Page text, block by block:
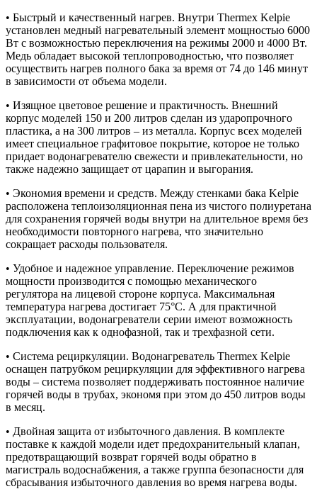
• Быстрый и качественный нагрев. Внутри Thermex Kelpie
установлен медный нагревательный элемент мощностью 6000
Вт с возможностью переключения на режимы 2000 и 4000 Вт.
Медь обладает высокой теплопроводностью, что позволяет
осуществить нагрев полного бака за время от 74 до 146 минут
в зависимости от объема модели.
• Изящное цветовое решение и практичность. Внешний
корпус моделей 150 и 200 литров сделан из ударопрочного
пластика, а на 300 литров – из металла. Корпус всех моделей
имеет специальное графитовое покрытие, которое не только
придает водонагревателю свежести и привлекательности, но
также надежно защищает от царапин и выгорания.
• Экономия времени и средств. Между стенками бака Kelpie
расположена теплоизоляционная пена из чистого полиуретана
для сохранения горячей воды внутри на длительное время без
необходимости повторного нагрева, что значительно
сокращает расходы пользователя.
• Удобное и надежное управление. Переключение режимов
мощности производится с помощью механического
регулятора на лицевой стороне корпуса. Максимальная
температура нагрева достигает 75°С. А для практичной
эксплуатации, водонагреватели серии имеют возможность
подключения как к однофазной, так и трехфазной сети.
• Система рециркуляции. Водонагреватель Thermex Kelpie
оснащен патрубком рециркуляции для эффективного нагрева
воды – система позволяет поддерживать постоянное наличие
горячей воды в трубах, экономя при этом до 450 литров воды
в месяц.
• Двойная защита от избыточного давления. В комплекте
поставке к каждой модели идет предохранительный клапан,
предотвращающий возврат горячей воды обратно в
магистраль водоснабжения, а также группа безопасности для
сбрасывания избыточного давления во время нагрева воды.